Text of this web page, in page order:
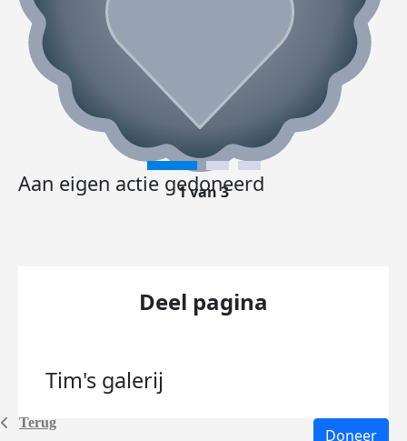
Terug
Aan eigen actie gedoneerd
1 van 3
Deel pagina
Tim's galerij
Doneer